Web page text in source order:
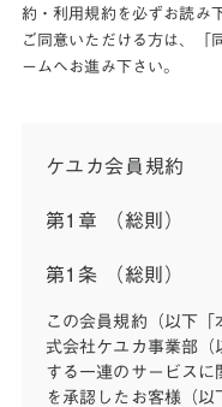
約・利用規約を必ずお読み
ご同意いただける方は、「
ームへお進み下さい。
ケユカ会員規約
第1章 （総則）
第1条 （総則）
この会員規約（以下
式会社ケユカ事業部
する一連のサービス
を承認したお客様（